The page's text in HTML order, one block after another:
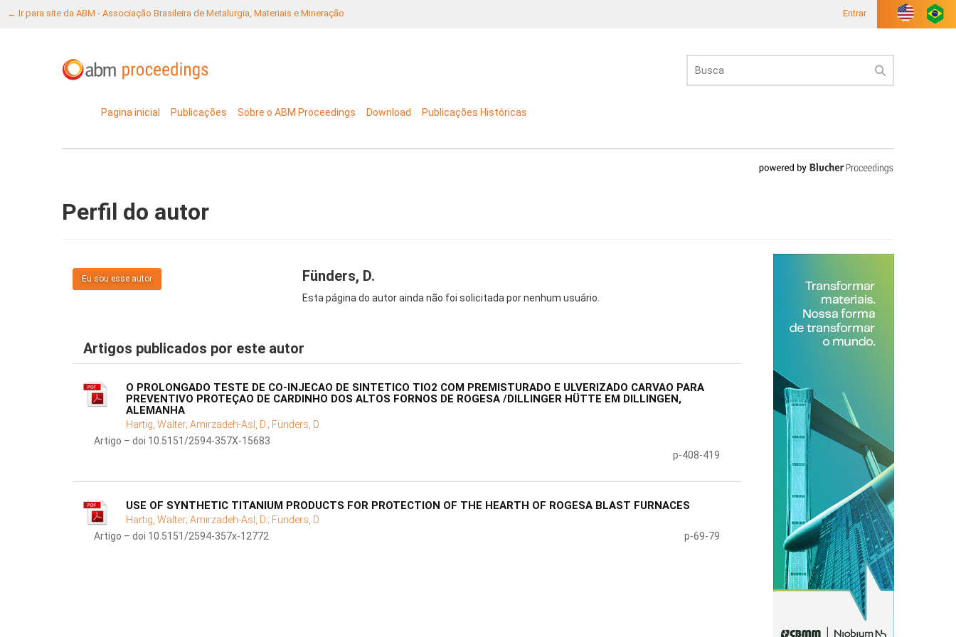
← Ir para site da ABM - Associação Brasileira de Metalurgia, Materiais e Mineração Entrar
Pagina inicial Publicações Sobre o ABM Proceedings Download Publicações Históricas
Perfil do autor
Eu sou esse autor Fünders, D.
Esta página do autor ainda não foi solicitada por nenhum usuário.
Artigos publicados por este autor
O PROLONGADO TESTE DE CO-INJECAO DE SINTETICO TIO2 COM PREMISTURADO E ULVERIZADO CARVAO PARA
PREVENTIVO PROTEÇAO DE CARDINHO DOS ALTOS FORNOS DE ROGESA /DILLINGER HÜTTE EM DILLINGEN,
ALEMANHA
Hartig, Walter; Amirzadeh-Asl, D.; Fünders, D.
Artigo – doi 10.5151/2594-357X-15683
p-408-419
USE OF SYNTHETIC TITANIUM PRODUCTS FOR PROTECTION OF THE HEARTH OF ROGESA BLAST FURNACES
Hartig, Walter; Amirzadeh-Asl, D.; Fünders, D.
Artigo – doi 10.5151/2594-357x-12772
p-69-79